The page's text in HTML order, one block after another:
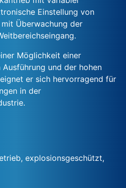
Einstellung von
Überwachung der
Möglichkeit einer
und der hohen
er sich hervorragend für
in der
explosionsgeschützt,